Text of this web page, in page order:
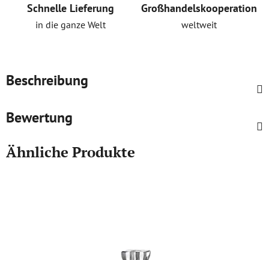
Schnelle Lieferung
in die ganze Welt
Großhandelskooperation
weltweit
Beschreibung
Bewertung
Ähnliche Produkte